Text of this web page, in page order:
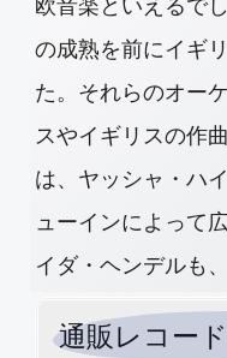
の成熟を前にイギ
た。それらのオー
スやイギリスの作
は、ヤッシャ・ハ
ューインによって
イダ・ヘンデルも
通販レコー